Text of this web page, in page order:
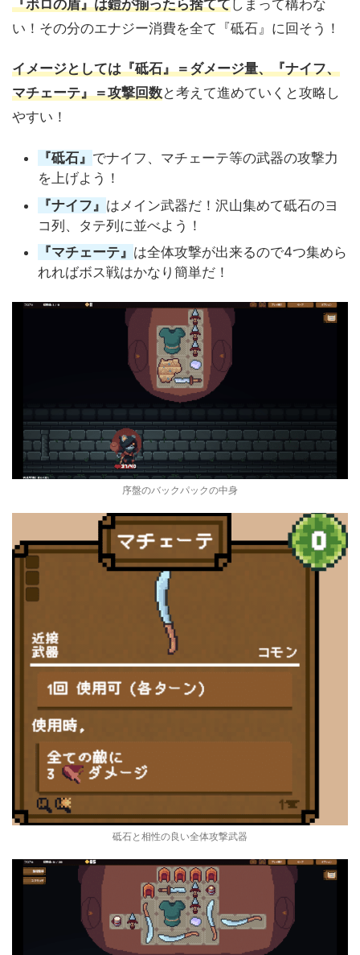
『ボロの盾』は鎧が揃ったら捨ててしまって構わな
い！その分のエナジー消費を全て『砥石』に回そう！
イメージとしては『砥石』＝ダメージ量、『ナイフ、
マチェーテ』＝攻撃回数と考えて進めていくと攻略し
やすい！
『砥石』 でナイフ、マチェーテ等の武器の攻撃力
を上げよう！
『ナイフ』 はメイン武器だ！沢山集めて砥石のヨ
コ列、タテ列に並べよう！
『マチェーテ』 は全体攻撃が出来るので4つ集めら
れればボス戦はかなり簡単だ！
序盤のバックパックの中身
砥石と相性の良い全体攻撃武器